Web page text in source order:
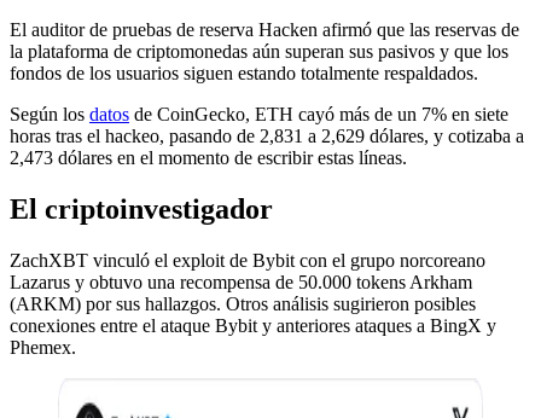
El auditor de pruebas de reserva Hacken afirmó que las reservas de
la plataforma de criptomonedas aún superan sus pasivos y que los
fondos de los usuarios siguen estando totalmente respaldados.
Según los datos de CoinGecko, ETH cayó más de un 7% en siete
horas tras el hackeo, pasando de 2,831 a 2,629 dólares, y cotizaba a
2,473 dólares en el momento de escribir estas líneas.
El criptoinvestigador
ZachXBT vinculó el exploit de Bybit con el grupo norcoreano
Lazarus y obtuvo una recompensa de 50.000 tokens Arkham
(ARKM) por sus hallazgos. Otros análisis sugirieron posibles
conexiones entre el ataque Bybit y anteriores ataques a BingX y
Phemex.